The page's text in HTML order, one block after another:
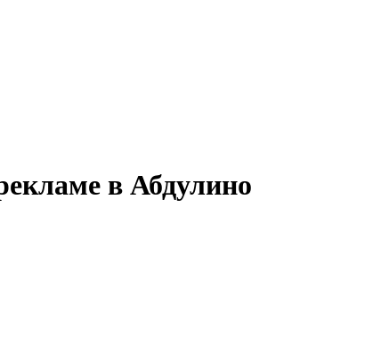
в Абдулино